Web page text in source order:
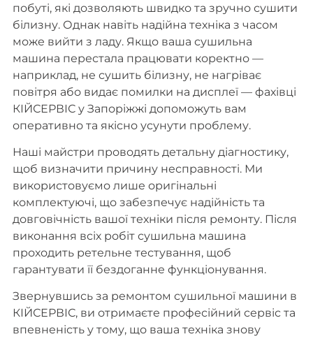
побуті, які дозволяють швидко та зручно сушити
білизну. Однак навіть надійна техніка з часом
може вийти з ладу. Якщо ваша сушильна
машина перестала працювати коректно —
наприклад, не сушить білизну, не нагріває
повітря або видає помилки на дисплеї — фахівці
КІЙСЕРВІС у Запоріжжі допоможуть вам
оперативно та якісно усунути проблему.
Наші майстри проводять детальну діагностику,
щоб визначити причину несправності. Ми
використовуємо лише оригінальні
комплектуючі, що забезпечує надійність та
довговічність вашої техніки після ремонту. Після
виконання всіх робіт сушильна машина
проходить ретельне тестування, щоб
гарантувати її бездоганне функціонування.
Звернувшись за ремонтом сушильної машини в
КІЙСЕРВІС, ви отримаєте професійний сервіс та
впевненість у тому, що ваша техніка знову